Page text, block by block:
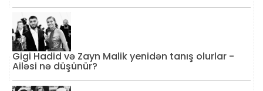
Gigi Hadid və Zayn Malik yenidən tanış olurlar -
Ailəsi nə düşünür?